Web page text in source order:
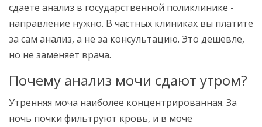
сдаете анализ в государственной поликлинике -
направление нужно. В частных клиниках вы платите
за сам анализ, а не за консультацию. Это дешевле,
но не заменяет врача.
Почему анализ мочи сдают утром?
Утренняя моча наиболее концентрированная. За
ночь почки фильтруют кровь, и в моче